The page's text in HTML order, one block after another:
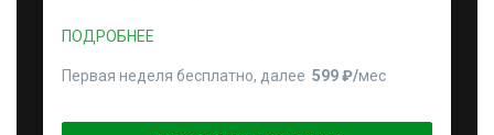
ПОДРОБНЕЕ
Первая неделя бесплатно, далее 599 ₽⁠/⁠мес